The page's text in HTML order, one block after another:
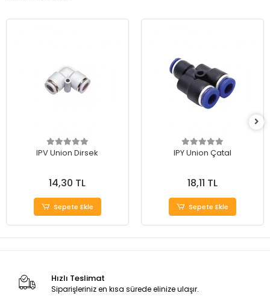
IPV Union Dirsek
14,30 TL
Sepete Ekle
IPY Union Çatal
18,11 TL
Sepete Ekle
Hızlı Teslimat
Siparişleriniz en kısa sürede elinize ulaşır.